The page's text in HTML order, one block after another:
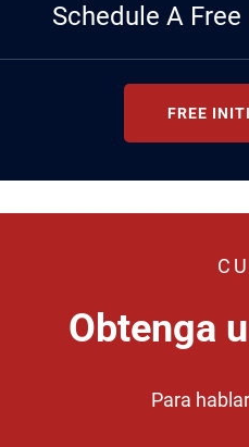
Schedule A
FREE
Obtenga
Para